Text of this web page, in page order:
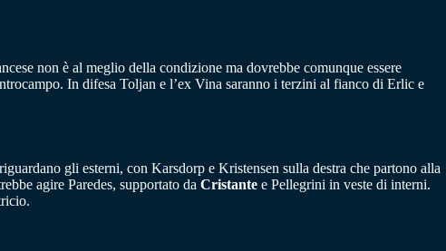
non è al meglio della condizione ma dovrebbe comunque essere
In difesa Toljan e l’ex Vina saranno i terzini al fianco di Erlic e
gli esterni, con Karsdorp e Kristensen sulla destra che partono alla
agire Paredes, supportato da Cristante e Pellegrini in veste di interni.